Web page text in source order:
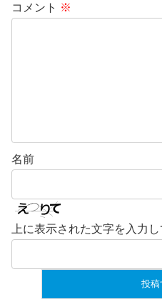
コメント ※
名前
上に表示された文字を入力し